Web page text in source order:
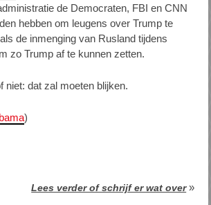
de Democraten, FBI en CNN
hebben om leugens over Trump te
de inmenging van Rusland tijdens
zo Trump af te kunnen zetten.
niet: dat zal moeten blijken.
)
Lees verder of schrijf er wat over»